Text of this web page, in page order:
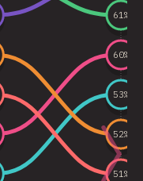
53%
60%
51%
61%
52%